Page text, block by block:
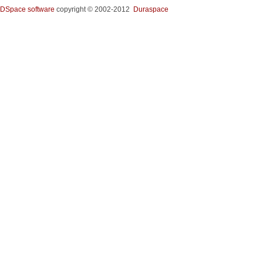
DSpace software copyright © 2002-2012 Duraspace